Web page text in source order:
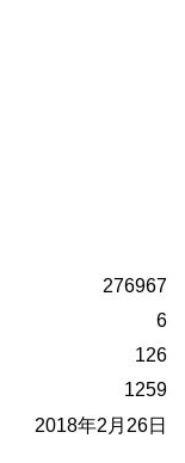
276967
6
126
1259
2018年2月26日